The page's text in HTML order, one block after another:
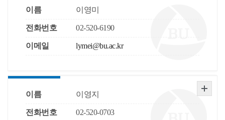
이름 이영미
전화번호 02-520-6190
이메일 lymei@bu.ac.kr
이름 이영지
전화번호 02-520-0703